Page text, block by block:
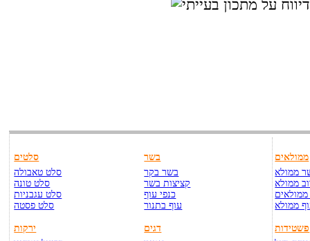
סלטים
סלט טאבולה
סלט טונה
סלט עגבניות
סלט פסטה
ירקות
בשר
בשר בקר
קציצות בשר
כנפי עוף
עוף בתנור
דגים
ממולאים
ממולא
ממולא
ממולא
פשטידות